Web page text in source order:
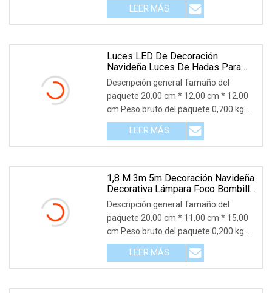
transmisión y distribución de energía
nacionales y extranjeros. Fundada en
LEER MÁS
Luces LED De Decoración
Navideña Luces De Hadas Para
Exteriores Luces De Cadena LED
Luces De Cadena Impermeables
Luces De Festival De Linterna
Luces De Estrella De 10 M
Descripción general Tamaño del
paquete 20,00 cm * 12,00 cm * 12,00
cm Peso bruto del paquete 0,700 kg
Descripción del producto Parámetros
del producto Aviso:1. Debido a la
diferencia entre diferentes monitores,
LEER MÁS
1,8 M 3m 5m Decoración Navideña
Decorativa Lámpara Foco Bombilla
Ornamento Fiesta Al Aire Libre
Motivo Artesanal Festival LED
Cadena Luz Con Motivo
Descripción general Tamaño del
paquete 20,00 cm * 11,00 cm * 15,00
cm Peso bruto del paquete 0,200 kg
Descripción del producto Fotos
detalladas Certificaciones Perfil de la
empresa Nuestras ventajas Servicio
LEER MÁS